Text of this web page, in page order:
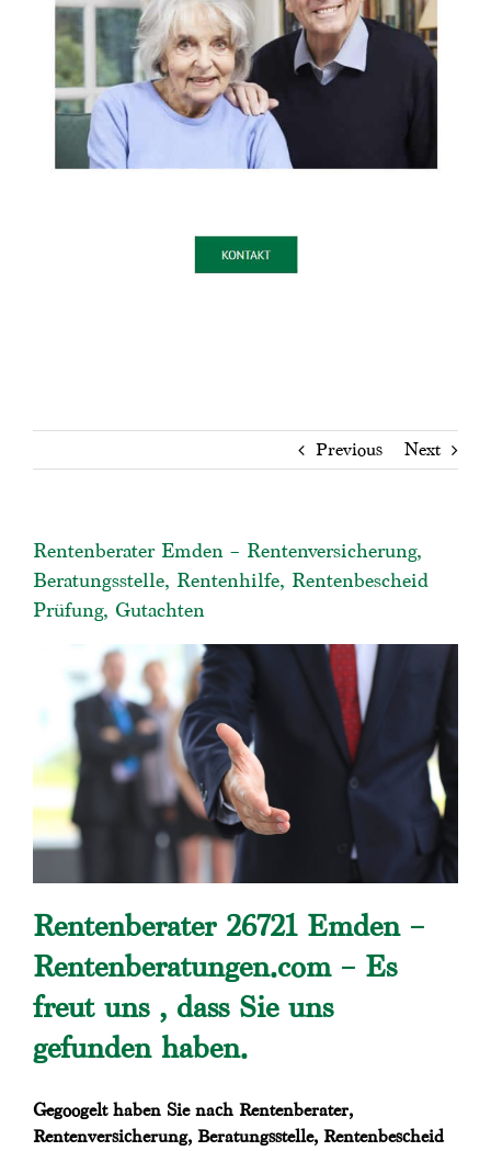
Previous Next
Rentenberater Emden – Rentenversicherung,
Beratungsstelle, Rentenhilfe, Rentenbescheid
Prüfung, Gutachten
Rentenberater 26721 Emden –
Rentenberatungen.com – Es
freut uns , dass Sie uns
gefunden haben.
Gegoogelt haben Sie nach Rentenberater,
Rentenversicherung, Beratungsstelle, Rentenbescheid